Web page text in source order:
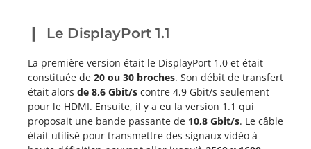
Le DisplayPort 1.1
La première version était le DisplayPort 1.0 et était
constituée de 20 ou 30 broches. Son débit de transfert
était alors de 8,6 Gbit/s contre 4,9 Gbit/s seulement
pour le HDMI. Ensuite, il y a eu la version 1.1 qui
proposait une bande passante de 10,8 Gbit/s. Le câble
était utilisé pour transmettre des signaux vidéo à